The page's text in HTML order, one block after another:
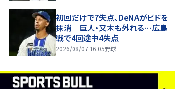
初回だけで7失点、DeNAがビドを
抹消 巨人・又木も外れる…広島
戦で4回途中4失点
2026/08/07 16:05野球